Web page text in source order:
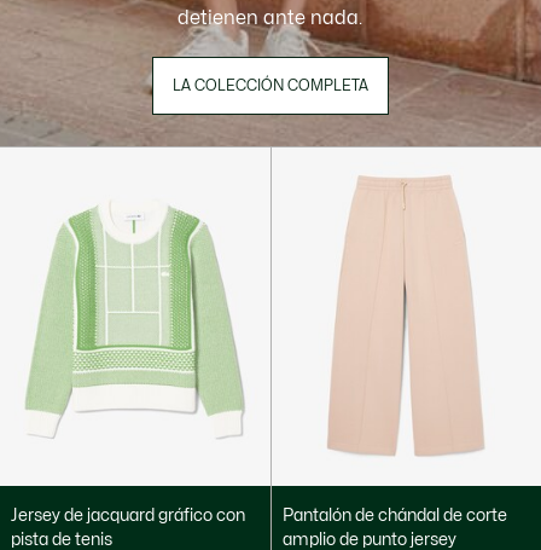
Jersey de jacquard gráfico con
pista de tenis
Pantalón de chándal de corte
amplio de punto jersey
detienen ante nada.
LA COLECCIÓN COMPLETA